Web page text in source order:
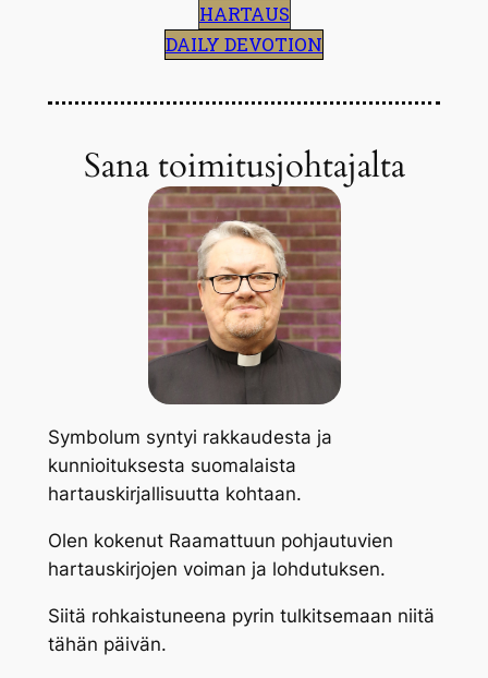
HARTAUS
DAILY DEVOTION
Sana toimitusjohtajalta
Symbolum syntyi rakkaudesta ja
kunnioituksesta suomalaista
hartauskirjallisuutta kohtaan.
Olen kokenut Raamattuun pohjautuvien
hartauskirjojen voiman ja lohdutuksen.
Siitä rohkaistuneena pyrin tulkitsemaan niitä
tähän päivän.